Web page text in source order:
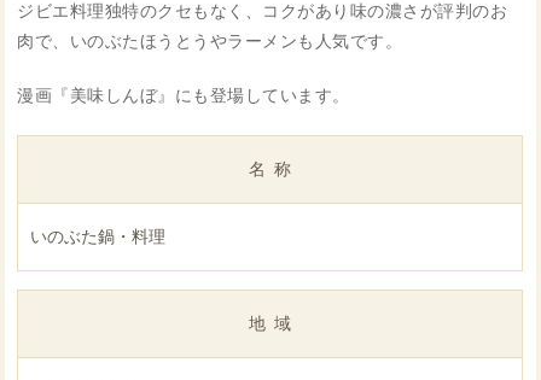
ジビエ料理独特のクセもなく、コクがあり味の濃さが評判のお
肉で、いのぶたほうとうやラーメンも人気です。
漫画『美味しんぼ』にも登場しています。
名称
いのぶた鍋・料理
地域